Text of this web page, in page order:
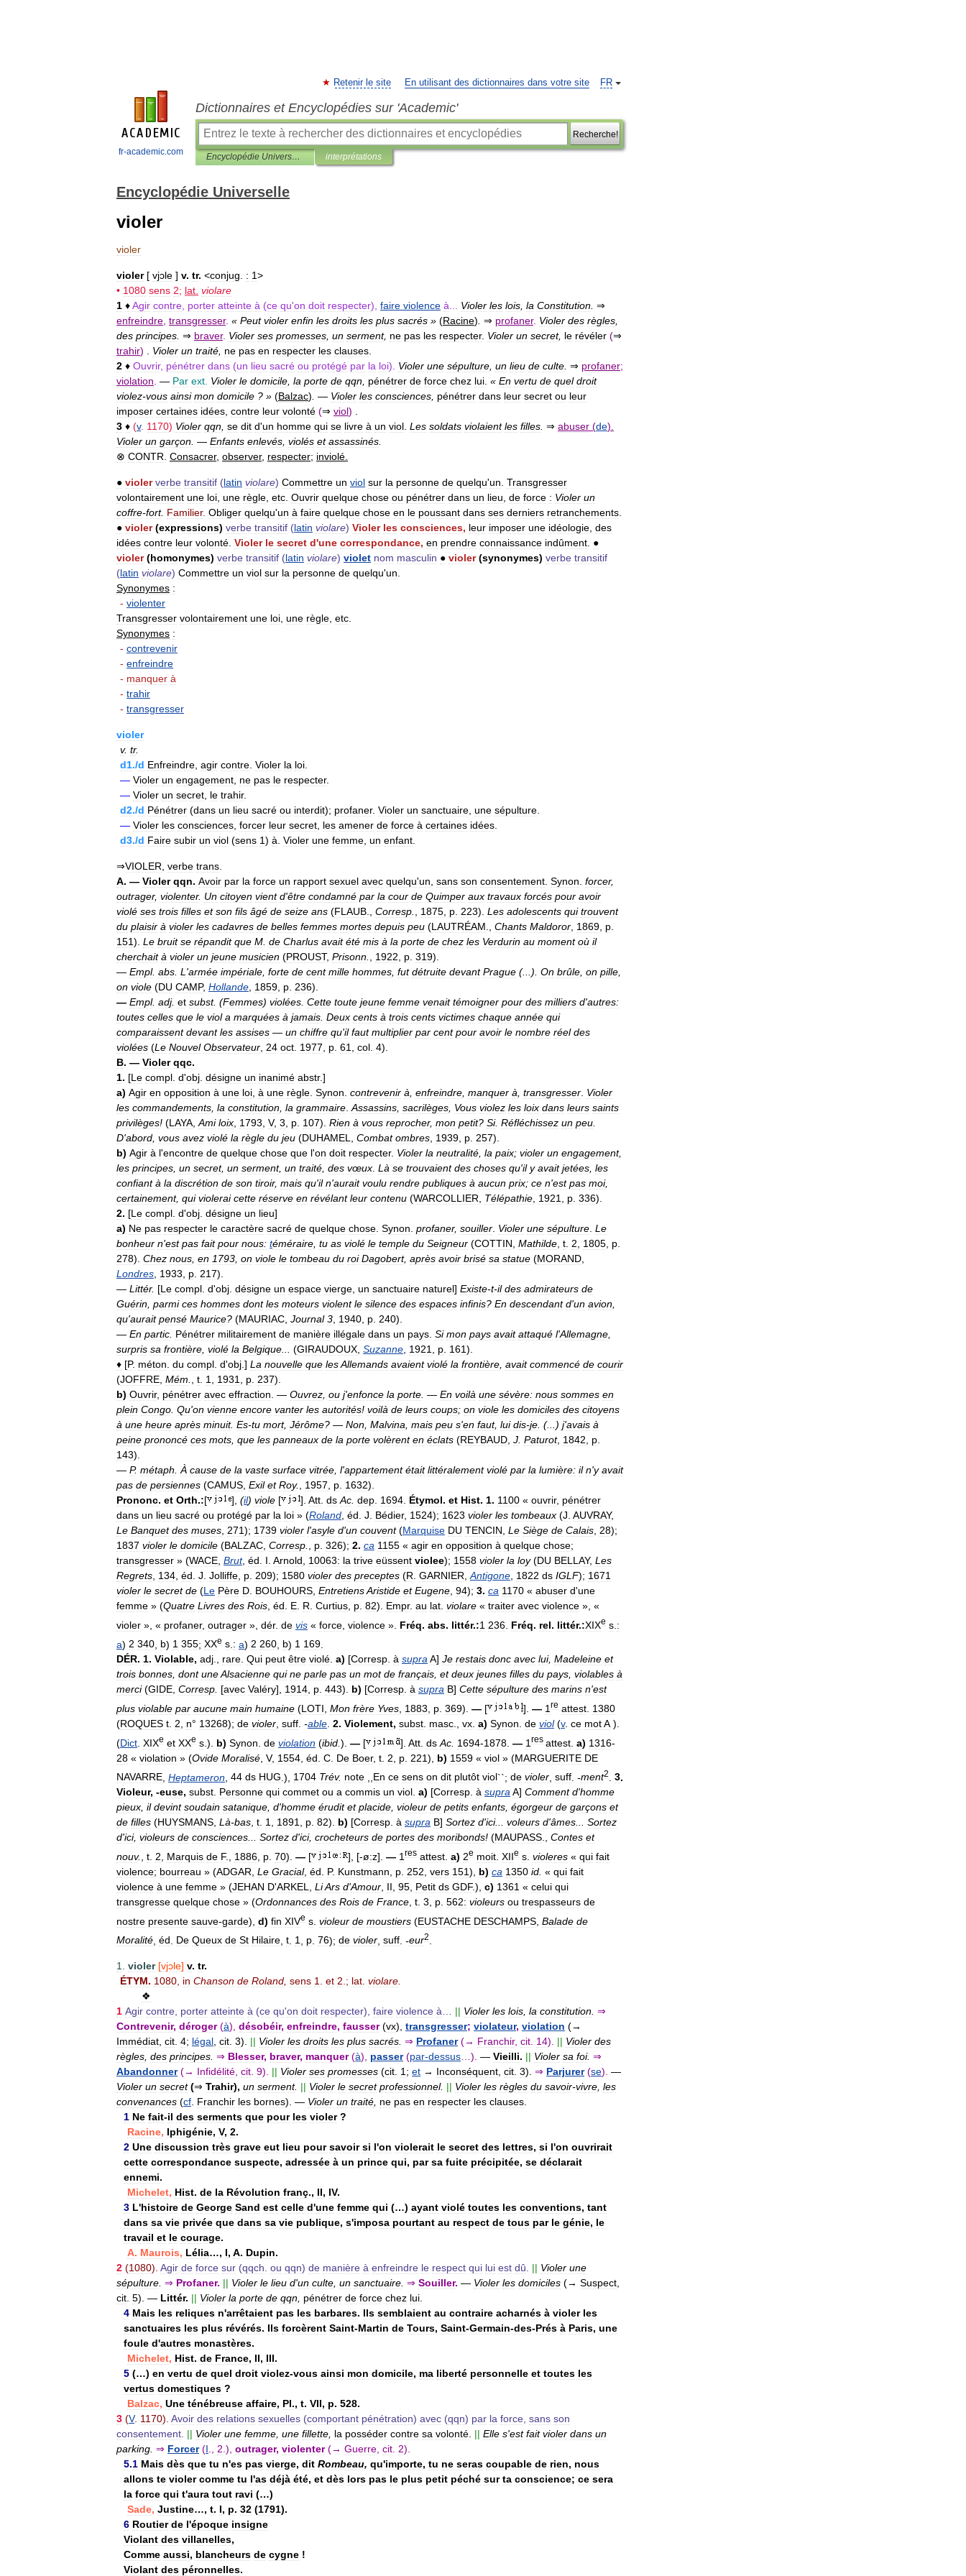
fr-academic.com
FR
Retenir le site En utilisant des dictionnaires dans votre site
Dictionnaires et Encyclopédies sur 'Academic'
Recherche!
Encyclopédie Universelle interprétations
Encyclopédie Universelle
violer
violer
violer[ vjɔle ] v. tr. <conjug : 1>
• 1080 sens 2; lat violare
1 ♦Agir contre porter atteinte à (ce qu'on doit respecter), faire violence à Violer les lois la Constitution ⇒
enfreindre transgresser. « Peut violer enfin les droits les plus sacrés » (Racine) ⇒ profaner. Violer des règles
des principes ⇒ braver. Violer ses promesses un serment, ne pas les respecter. Violer un secret, le révéler (⇒
trahir) Violer un traité ne pas en respecter les clauses
2 ♦ Ouvrir, pénétrer dans (un lieu sacré ou protégé par la loi). Violer une sépulture un lieu de culte ⇒ profaner;
violation — Par ext Violer le domicile la porte de qqn pénétrer de force chez lui « En vertu de quel droit
violez-vous ainsi mon domicile ? » (Balzac) — Violer les consciences pénétrer dans leur secret ou leur
imposer certaines idées contre leur volonté (⇒ viol)
3 ♦ (v. 1170) Violer qqn se dit d'un homme qui se livre à un viol Les soldats violaient les filles ⇒ abuser (de).
Violer un garçon — Enfants enlevés violés et assassinés
⊗ CONTR Consacrer, observer, respecter; inviolé
● violer verbe transitif (latin violare) Commettre un viol sur la personne de quelqu'un Transgresser
volontairement une loi une règle etc Ouvrir quelque chose ou pénétrer dans un lieu de force : Violer un
coffre-fort. Familier. Obliger quelqu'un à faire quelque chose en le poussant dans ses derniers retranchements
● violer(expressions) verbe transitif (latin violare) Violer les consciences, leur imposer une idéologie des
idées contre leur volonté Violer le secret d'une correspondance, en prendre connaissance indûment ●
violer(homonymes) verbe transitif (latin violare) violet nom masculin ● violer(synonymes) verbe transitif
(latin violare) Commettre un viol sur la personne de quelqu'un
Synonymes :
- violenter
Transgresser volontairement une loi une règle etc
Synonymes :
- contrevenir
- enfreindre
- manquer à
- trahir
- transgresser
violer
v. tr.
d1./d Enfreindre agir contre Violer la loi
— Violer un engagement ne pas le respecter.
— Violer un secret le trahir.
d2./d Pénétrer (dans un lieu sacré ou interdit); profaner. Violer un sanctuaire une sépulture
— Violer les consciences forcer leur secret les amener de force à certaines idées
d3./d Faire subir un viol (sens 1) à Violer une femme un enfant
⇒VIOLER verbe trans
A. — Violer qqn. Avoir par la force un rapport sexuel avec quelqu'un sans son consentement Synon forcer,
outrager, violenter. Un citoyen vient d'être condamné par la cour de Quimper aux travaux forcés pour avoir
violé ses trois filles et son fils âgé de seize ans (FLAUB Corresp 1875 p 223). Les adolescents qui trouvent
du plaisir à violer les cadavres de belles femmes mortes depuis peu (LAUTRÉAM Chants Maldoror 1869 p
151). Le bruit se répandit que M de Charlus avait été mis à la porte de chez les Verdurin au moment où il
cherchait à violer un jeune musicien (PROUST, Prisonn 1922 p 319).
— Empl. abs L 'armée impériale forte de cent mille hommes fut détruite devant Prague (...). On brûle on pille
on viole (DU CAMP, Hollande 1859 p 236).
— Empl. adj. et subst. (Femmes) violées Cette toute jeune femme venait témoigner pour des milliers d'autres:
toutes celles que le viol a marquées à jamais Deux cents à trois cents victimes chaque année qui
comparaissent devant les assises — un chiffre qu'il faut multiplier par cent pour avoir le nombre réel des
violées (Le Nouvel Observateur 24 oct 1977 p 61 col 4).
B. — Violer qqc.
1. [Le compl d'obj désigne un inanimé abstr.]
a) Agir en opposition à une loi à une règle Synon contrevenir à enfreindre manquer à transgresser Violer
les commandements la constitution la grammaire Assassins sacrilèges Vous violez les loix dans leurs saints
privilèges! (LAYA Ami loix 1793 V, 3 p 107). Rien à vous reprocher, mon petit? Si. Réfléchissez un peu
D'abord vous avez violé la règle du jeu (DUHAMEL Combat ombres 1939 p 257).
b) Agir à l'encontre de quelque chose que l'on doit respecter. Violer la neutralité la paix; violer un engagement,
les principes un secret, un serment, un traité des vœux Là se trouvaient des choses qu'il y avait jetées les
confiant à la discrétion de son tiroir, mais qu'il n'aurait voulu rendre publiques à aucun prix; ce n'est pas moi,
certainement, qui violerai cette réserve en révélant leur contenu (WARCOLLIER Télépathie 1921 p 336).
2. [Le compl d'obj désigne un lieu]
a) Ne pas respecter le caractère sacré de quelque chose Synon profaner, souiller Violer une sépulture Le
bonheur n'est pas fait pour nous: téméraire tu as violé le temple du Seigneur (COTTIN Mathilde t 2 1805 p
278). Chez nous en 1793 on viole le tombeau du roi Dagobert, après avoir brisé sa statue (MORAND
Londres 1933 p 217).
— Littér. [Le compl d'obj désigne un espace vierge un sanctuaire naturel] Existe-t-il des admirateurs de
Guérin parmi ces hommes dont les moteurs violent le silence des espaces infinis? En descendant d'un avion
qu'aurait pensé Maurice? (MAURIAC Journal 3 1940 p 240).
— En partic Pénétrer militairement de manière illégale dans un pays Si mon pays avait attaqué l'Allemagne
surpris sa frontière violé la Belgique (GIRAUDOUX Suzanne 1921 p 161).
♦ [P. méton du compl d'obj .] La nouvelle que lesAllemands avaient violé la frontière avait commencé de courir
(JOFFRE Mém t 1 1931 p 237).
b) Ouvrir, pénétrer avec effraction . — Ouvrez ou j'enfonce la porte — En voilà une sévère: nous sommes en
plein Congo Qu'on vienne encore vanter les autorités! voilà de leurs coups; on viole les domiciles des citoyens
à une heure après minuit. Es-tu mort, Jérôme? — Non Malvina mais peu s'en faut, lui dis-je . (...) j'avais à
peine prononcé ces mots que les panneaux de la porte volèrent en éclats (REYBAUD J Paturot, 1842 p
143).
— P. métaph À cause de la vaste surface vitrée l'appartement était littéralement violé par la lumière: il n'y avait
pas de persiennes (CAMUS Exil et Roy. 1957 p 1632).
Prononc. et Orth.:[ ], (il) viole [ ]. Att ds Ac dep 1694 Étymol. et Hist. 1. 1100 « ouvrir, pénétrer
dans un lieu sacré ou protégé par la loi » (Roland éd J Bédier, 1524); 1623 violer les tombeaux (J AUVRAY,
Le Banquet des muses 271); 1739 violer l'asyle d'un couvent(Marquise DU TENCIN Le Siège de Calais 28);
1837 violer le domicile (BALZAC Corresp p 326); 2. ca 1155 « agir en opposition à quelque chose;
transgresser » (WACE Brut, éd I Arnold 10063: la trive eüssent violee); 1558 violer la loy(DU BELLAY, Les
Regrets 134 éd J Jolliffe p 209); 1580 violer des preceptes (R GARNIER Antigone 1822 ds IGLF); 1671
violer le secret de (Le Père D BOUHOURS EntretiensAristide et Eugene 94); 3. ca 1170 « abuser d'une
femme » (Quatre Livres des Rois éd E R Curtius p 82). Empr. au lat violare « traiter avec violence », «
violer », « profaner, outrager », dér. de vis « force violence ». Fréq. abs. littér.:1 236 Fréq. rel. littér.:XIXe s :
a) 2 340 b) 1 355; XXe s : a) 2 260 b) 1 169
DÉR. 1. Violable, adj., rare. Qui peut être violé. a) [Corresp. à supraA] Je restais donc avec lui, Madeleine et
trois bonnes, dont uneAlsacienne qui ne parle pas un mot de français, et deux jeunes filles du pays, violables à
merci(GIDE, Corresp. [avec Valéry], 1914, p. 443). b) [Corresp. à supra B] Cette sépulture des marins n'est
plus violable par aucune main humaine (LOTI Mon frère Yves 1883 p 369). — [ ]. — 1 re attest 1380
(ROQUES t 2 n° 13268); de violer suff -able 2. Violement, subst masc vx a) Synon de viol(v. ce motA ).
(Dict XIXe et XXe s .). b) Synon de violation (ibid ). — [ ]. Att ds Ac 1694-1878 — 1 res attest a) 1316-
28 « violation » (Ovide Moralisé V, 1554 éd C De Boer, t 2 p 221), b) 1559 « viol » (MARGUERITE DE
NAVARRE Heptameron 44 ds HUG .), 1704 Trév. note En ce sens on dit plutôt viol``; de violer suff -ment2 3.
Violeur, -euse, subst. Personne qui commet ou a commis un viol. a) [Corresp. à supraA] Comment d'homme
pieux, il devint soudain satanique, d'homme érudit et placide, violeur de petits enfants, égorgeur de garçons et
de filles (HUYSMANS, Là-bas, t. 1, 1891, p. 82). b) [Corresp. à supra B] Sortez d'ici... voleurs d'âmes... Sortez
d'ici, violeurs de consciences... Sortez d'ici, crocheteurs de portes des moribonds! (MAUPASS., Contes et
nouv. t 2 Marquis de F., 1886 p 70). — [ ], [-ø:z]. — 1 res attest a) 2e moit XIIe s violeres « qui fait
violence; bourreau » (ADGAR Le Gracial, éd P. Kunstmann p 252 vers 151), b) ca 1350 id « qui fait
violence à une femme » (JEHAN D'ARKEL LiArs d'Amour II 95 Petit ds GDF.), c) 1361 « celui qui
transgresse quelque chose » (Ordonnances des Rois de France t 3 p 562: violeurs ou trespasseurs de
nostre presente sauve-garde), d) fin XIVe s violeur de moustiers (EUSTACHE DESCHAMPS Balade de
Moralité éd De Queux de St Hilaire t 1 p 76); de violer suff -eur2
1. violer [vjɔle] v. tr.
ÉTYM. 1080, in Chanson de Roland, sens 1. et 2.; lat. violare.
❖
1 Agir contre, porter atteinte à (ce qu'on doit respecter), faire violence à… || Violer les lois, la constitution. ⇒
Contrevenir, déroger (à), désobéir, enfreindre, fausser (vx), transgresser; violateur, violation (→
Immédiat, cit. 4; légal, cit. 3). || Violer les droits les plus sacrés. ⇒ Profaner (→ Franchir, cit. 14). || Violer des
règles, des principes. ⇒ Blesser, braver, manquer (à), passer (par-dessus…). — Vieilli. || Violer sa foi. ⇒
Abandonner (→ Infidélité, cit. 9). || Violer ses promesses (cit. 1; et → Inconséquent, cit. 3). ⇒ Parjurer (se). —
Violer un secret (⇒ Trahir), un serment. || Violer le secret professionnel. || Violer les règles du savoir-vivre, les
convenances (cf. Franchir les bornes). — Violer un traité, ne pas en respecter les clauses.
1 Ne fait-il des serments que pour les violer?
Racine, Iphigénie, V, 2.
2 Une discussion très grave eut lieu pour savoir si l'on violerait le secret des lettres, si l'on ouvrirait
cette correspondance suspecte, adressée à un prince qui, par sa fuite précipitée, se déclarait
ennemi.
Michelet, Hist. de la Révolution franç., II, IV.
3 L'histoire de George Sand est celle d'une femme qui (…) ayant violé toutes les conventions, tant
dans sa vie privée que dans sa vie publique, s'imposa pourtant au respect de tous par le génie, le
travail et le courage.
A. Maurois, Lélia…, I, A. Dupin.
2 (1080). Agir de force sur (qqch. ou qqn) de manière à enfreindre le respect qui lui est dû. || Violer une
sépulture. ⇒ Profaner. || Violer le lieu d'un culte, un sanctuaire. ⇒ Souiller. — Violer les domiciles (→ Suspect,
cit. 5). — Littér. || Violer la porte de qqn, pénétrer de force chez lui.
4 Mais les reliques n'arrêtaient pas les barbares. Ils semblaient au contraire acharnés à violer les
sanctuaires les plus révérés. Ils forcèrent Saint-Martin de Tours, Saint-Germain-des-Prés à Paris, une
foule d'autres monastères.
Michelet, Hist. de France, II, III.
5 (…) en vertu de quel droit violez-vous ainsi mon domicile, ma liberté personnelle et toutes les
vertus domestiques ?
Balzac, Une ténébreuse affaire, Pl., t. VII, p. 528.
3 (V. 1170). Avoir des relations sexuelles (comportant pénétration) avec (qqn) par la force, sans son
consentement. || Violer une femme, une fillette, la posséder contre sa volonté. || Elle s'est fait violer dans un
parking. ⇒ Forcer (I., 2.), outrager, violenter (→ Guerre, cit. 2).
5.1 Mais dès que tu n'es pas vierge, dit Rombeau, qu'importe, tu ne seras coupable de rien, nous
allons te violer comme tu l'as déjà été, et dès lors pas le plus petit péché sur ta conscience; ce sera
la force qui t'aura tout ravi (…)
Sade, Justine…, t. I, p. 32 (1791).
6 Routier de l'époque insigne
Violant des villanelles,
Comme aussi, blancheurs de cygne !
Violant des péronnelles.